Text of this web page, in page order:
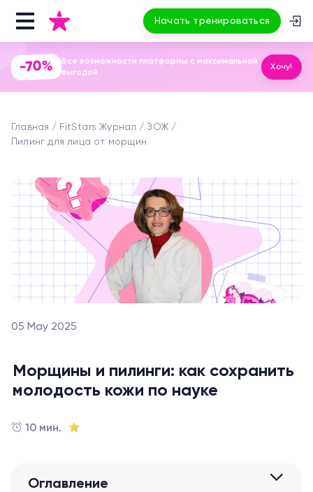
Начать тренироваться
-70%
Все возможности платформы с максимальной
выгодой
Хочу!
Главная FitStars Журнал
ЗОЖ
Пилинг для лица от морщин
05 May 2025
Морщины и пилинги: как сохранить
молодость кожи по науке
10 мин.
Оглавление